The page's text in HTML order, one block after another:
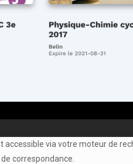
accessible via votre moteur de
correspondance.